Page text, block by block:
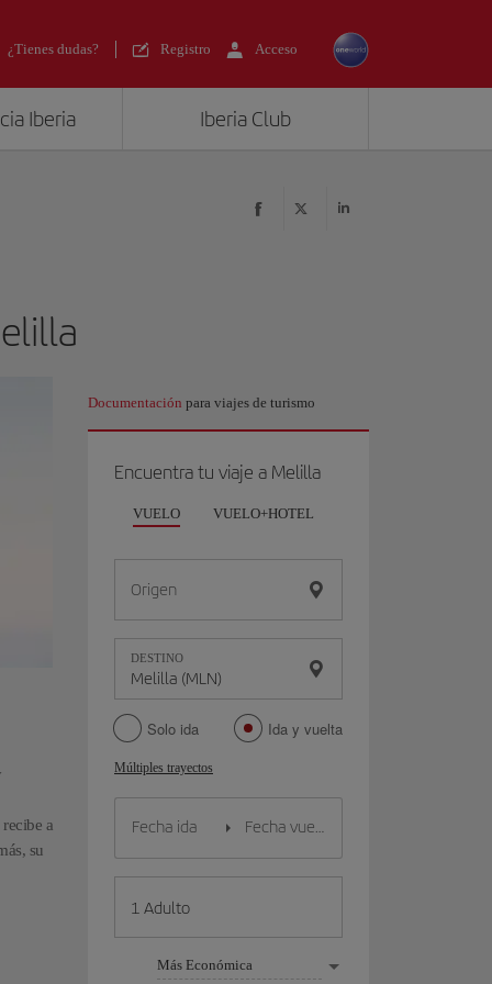
¿Tienes dudas? Registro Acceso
Iberia Iberia Club
a
su
Documentación para viajes de turismo
Encuentra tu viaje a Melilla
VUELO VUELO+HOTEL
Origen
DESTINO
Solo ida Ida y vuelta
Múltiples trayectos
Más Económica